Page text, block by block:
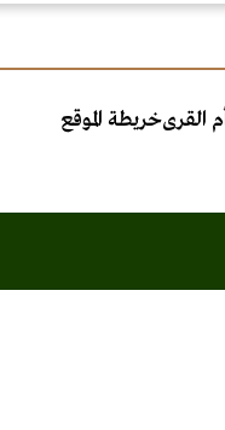
القرىخريطة الموقع